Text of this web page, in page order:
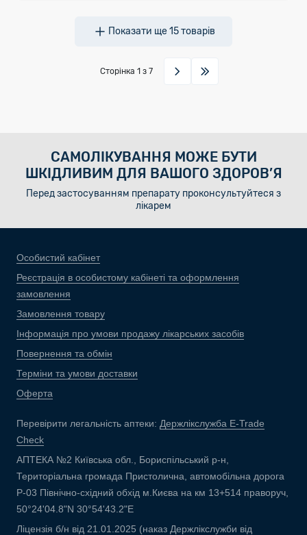
Показати ще15товарів
Сторінка 1 з 7
САМОЛІКУВАННЯ МОЖЕ БУТИ
ШКІДЛИВИМ ДЛЯ ВАШОГО ЗДОРОВ’Я
Перед застосуванням препарату проконсультуйтеся з
лікарем
Особистий кабінет
Реєстрація в особистому кабінеті та оформлення
замовлення
Замовлення товару
Інформація про умови продажу лікарських засобів
Повернення та обмін
Терміни та умови доставки
Оферта
Перевірити легальність аптеки: Держлікслужба E-Trade
Check
АПТЕКА №2 Київська обл., Бориспільський р-н,
Територіальна громада Пристолична, автомобільна дорога
Р-03 Північно-східний обхід м.Києва на км 13+514 праворуч,
50°24'04.8"N 30°54'43.2"E
Ліцензія б/н від 21.01.2025 (наказ Держлікслужби від